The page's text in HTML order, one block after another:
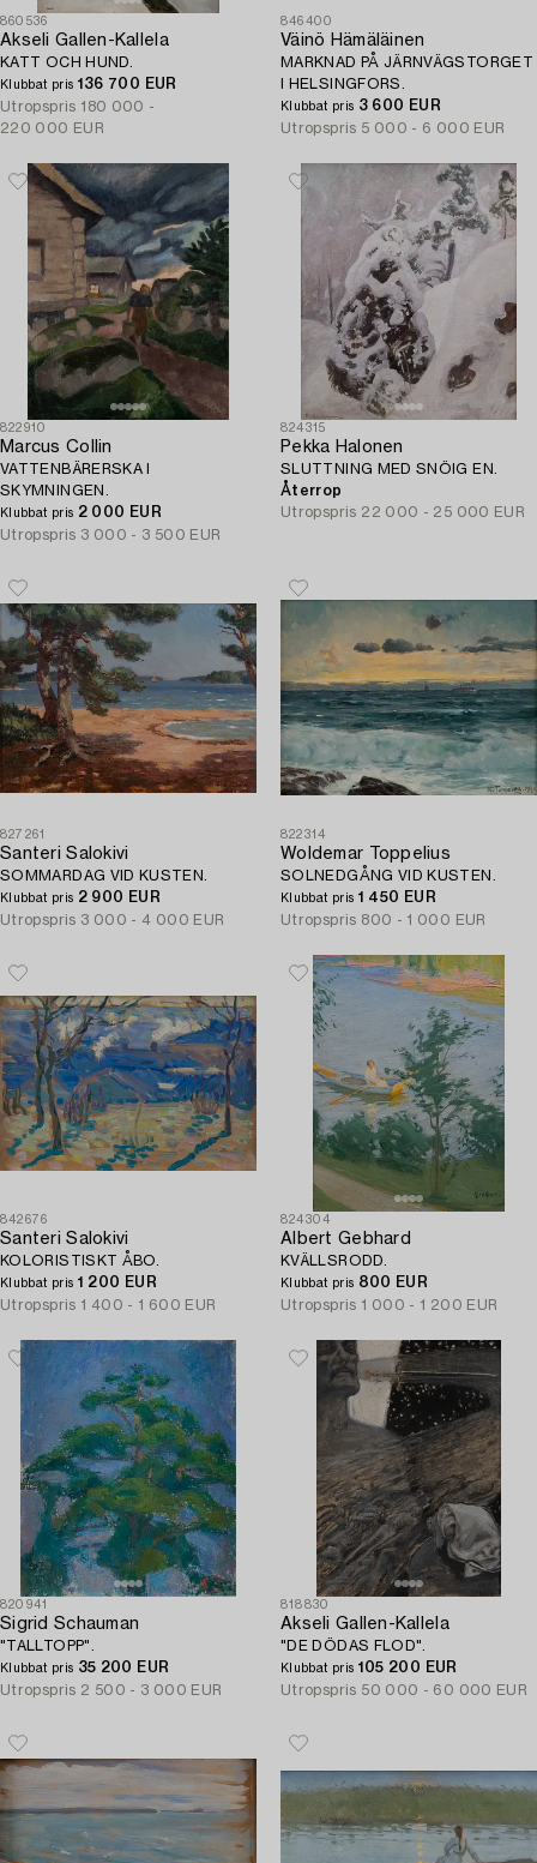
860536
Akseli Gallen-Kallela
KATT OCH HUND.
Klubbat pris 136 700 EUR
Utropspris 180 000 -
220 000 EUR
846400
Väinö Hämäläinen
MARKNAD PÅ JÄRNVÄGSTORGET
I HELSINGFORS.
Klubbat pris 3 600 EUR
Utropspris 5 000 - 6 000 EUR
822910
Marcus Collin
VATTENBÄRERSKA I
SKYMNINGEN.
Klubbat pris 2 000 EUR
Utropspris 3 000 - 3 500 EUR
824315
Pekka Halonen
SLUTTNING MED SNÖIG EN.
Återrop
Utropspris 22 000 - 25 000 EUR
827261
Santeri Salokivi
SOMMARDAG VID KUSTEN.
Klubbat pris 2 900 EUR
Utropspris 3 000 - 4 000 EUR
822314
Woldemar Toppelius
SOLNEDGÅNG VID KUSTEN.
Klubbat pris 1 450 EUR
Utropspris 800 - 1 000 EUR
842676
Santeri Salokivi
KOLORISTISKT ÅBO.
Klubbat pris 1 200 EUR
Utropspris 1 400 - 1 600 EUR
824304
Albert Gebhard
KVÄLLSRODD.
Klubbat pris 800 EUR
Utropspris 1 000 - 1 200 EUR
820941
Sigrid Schauman
"TALLTOPP".
Klubbat pris 35 200 EUR
Utropspris 2 500 - 3 000 EUR
818830
Akseli Gallen-Kallela
"DE DÖDAS FLOD".
Klubbat pris 105 200 EUR
Utropspris 50 000 - 60 000 EUR